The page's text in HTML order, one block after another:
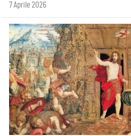
7 Aprile 2026